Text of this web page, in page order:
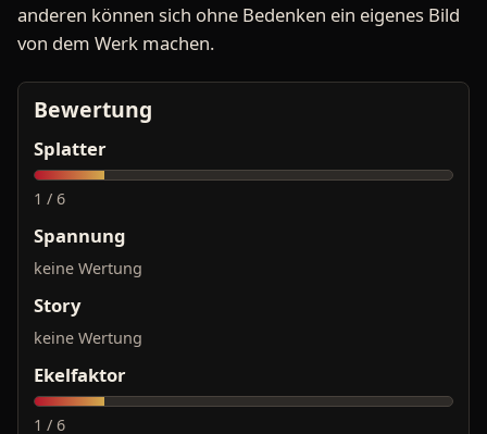
anderen können sich ohne Bedenken ein eigenes Bild
von dem Werk machen.
Bewertung
Splatter
1 / 6
Spannung
keine Wertung
Story
keine Wertung
Ekelfaktor
1 / 6